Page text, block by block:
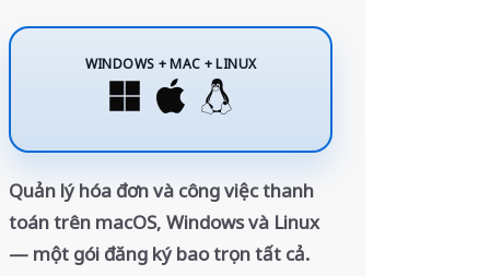
WINDOWS + MAC + LINUX
Quản lý hóa đơn và công việc thanh
toán trên macOS, Windows và Linux
— một gói đăng ký bao trọn tất cả.